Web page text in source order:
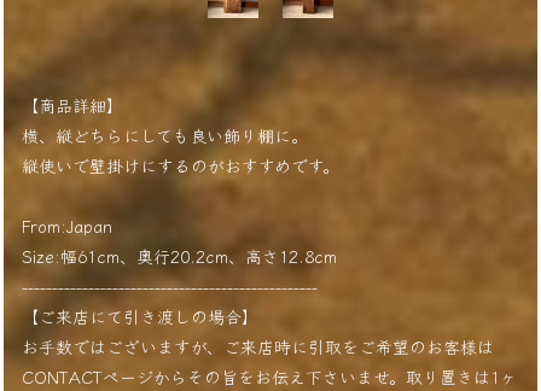
【商品詳細】
横、縦どちらにしても良い飾り棚に。
縦使いで壁掛けにするのがおすすめです。
From:Japan
Size:幅61cm、奥行20.2cm、高さ12.8cm
-------------------------------------------------
【ご来店にて引き渡しの場合】
お手数ではございますが、ご来店時に引取をご希望のお客様は
CONTACTページからその旨をお伝え下さいませ。取り置きは1ヶ